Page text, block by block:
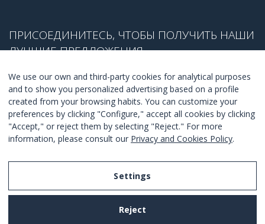
ПРИСОЕДИНИТЕСЬ, ЧТОБЫ ПОЛУЧИТЬ НАШИ
ЛУЧШИЕ ПРЕДЛОЖЕНИЯ
ПРИСОЕДЕНИТЬСЯ
Я согласен справилами и условиями.
We use our own and third-party cookies for analytical purposes
and to show you personalized advertising based on a profile
created from your browsing habits. You can customize your
preferences by clicking "Configure," accept all cookies by clicking
"Accept," or reject them by selecting "Reject." For more
information, please consult our Privacy and Cookies Policy.
Settings
Reject
Legal Notice
Privacy and Cookies Policy